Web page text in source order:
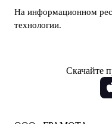
На информационном
технологии.
Скачайте